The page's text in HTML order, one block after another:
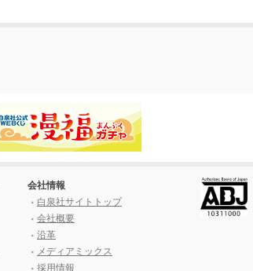
会社情報
白泉社サイトトップ
会社概要
沿革
メディアミックス
採用情報